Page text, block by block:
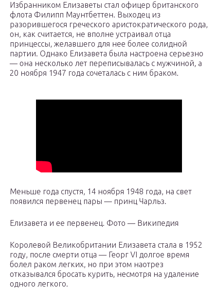
Избранником Елизаветы стал офицер британского
флота Филипп Маунтбеттен. Выходец из
разорившегося греческого аристократического рода,
он, как считается, не вполне устраивал отца
принцессы, желавшего для нее более солидной
партии. Однако Елизавета была настроена серьезно
— она несколько лет переписывалась с мужчиной, а
20 ноября 1947 года сочеталась с ним браком.
Меньше года спустя, 14 ноября 1948 года, на свет
появился первенец пары — принц Чарльз.
Елизавета и ее первенец. Фото — Википедия
Королевой Великобритании Елизавета стала в 1952
году, после смерти отца — Георг VI долгое время
болел раком легких, но при этом наотрез
отказывался бросать курить, несмотря на удаление
одного легкого.